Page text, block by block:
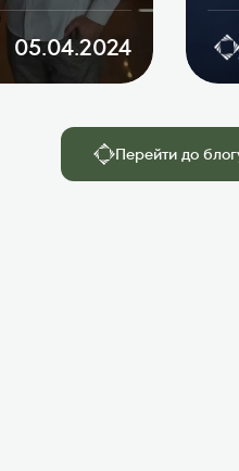
05.04.2024
Перейти до